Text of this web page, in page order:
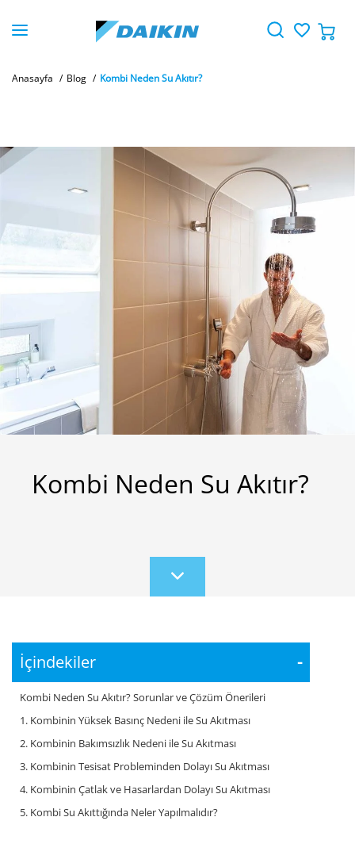
Anasayfa Blog Kombi Neden Su Akıtır?
Kombi Neden Su Akıtır?
Scroll
to
İçindekiler -
Kombi Neden Su Akıtır? Sorunlar ve Çözüm Önerileri
1. Kombinin Yüksek Basınç Nedeni ile Su Akıtması
2. Kombinin Bakımsızlık Nedeni ile Su Akıtması
3. Kombinin Tesisat Probleminden Dolayı Su Akıtması
4. Kombinin Çatlak ve Hasarlardan Dolayı Su Akıtması
5. Kombi Su Akıttığında Neler Yapılmalıdır?